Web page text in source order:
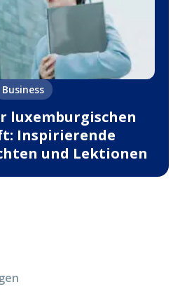
Business
luxemburgischen
Inspirierende
und Lektionen